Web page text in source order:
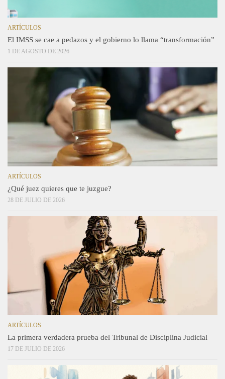
ARTÍCULOS
El IMSS se cae a pedazos y el gobierno lo llama “transformación”
1 DE AGOSTO DE 2026
ARTÍCULOS
¿Qué juez quieres que te juzgue?
28 DE JULIO DE 2026
ARTÍCULOS
La primera verdadera prueba del Tribunal de Disciplina Judicial
17 DE JULIO DE 2026